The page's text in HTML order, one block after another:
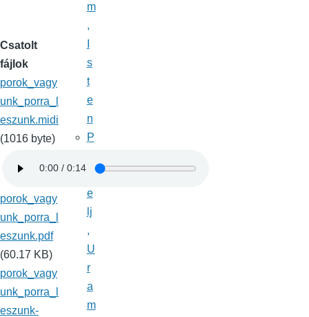
Csatolt
fájlok
porok_vagy
unk_porra_l
eszunk.midi
(1016 byte)
porok_vagy
unk_porra_l
eszunk.pdf
(60.17 KB)
porok_vagy
unk_porra_l
eszunk-
m
,
s
t
e
n
P
e
lj
,
U
r
a
m